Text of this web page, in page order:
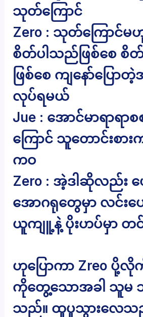
သုတ်ကြောင်
Zero : သုတ်ကြောင်မ
စိတ်ပါသည်ဖြစ်စေ စိ
ဖြစ်စေ ကျနော်ပြော
လုပ်ရမယ်
Jue : အောင်မာရာရ
ကြောင် သူတောင်းစား
ကဝ
Zero : အဲ့ဒါဆိုလည်း
အောဂရုတွေမှာ လင်း
ယူကျူ့နဲ့ ပိုးဟပ်မှာ
ဟုပြောကာ Zreo ပို့
ကိုတွေ့သောအခါ သူမ
သည်။ ထူပူသွားလေသ